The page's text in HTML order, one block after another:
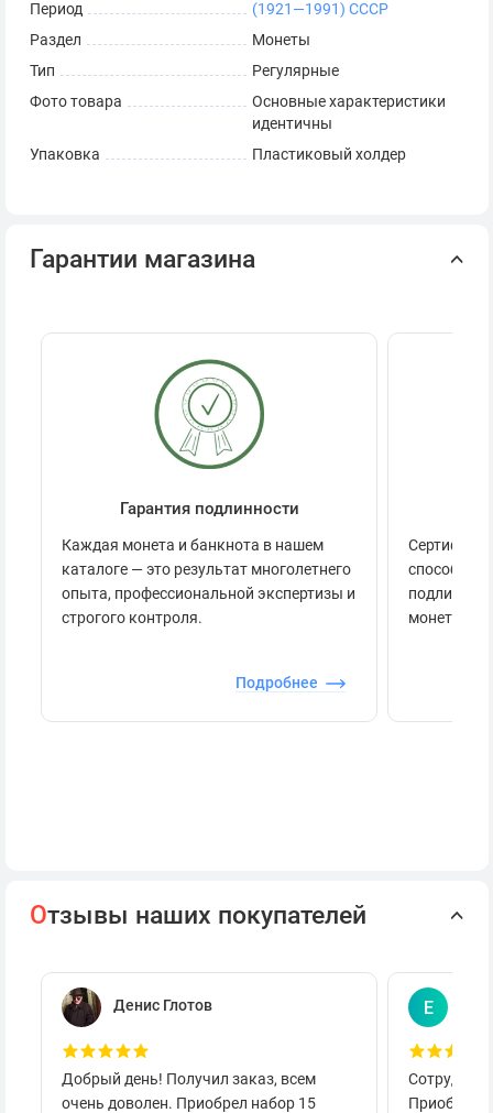
Период
(1921—1991) СССР
Раздел
Монеты
Тип
Регулярные
Фото товара
Основные характеристики
идентичны
Упаковка
Пластиковый холдер
Гарантии магазина
Гарантия подлинности
Каждая монета и банкнота в нашем
каталоге — это результат многолетнего
опыта, профессиональной экспертизы и
строгого контроля.
Подробнее
способов
монеты.
Отзывы наших покупателей
Денис Глотов
Добрый день! Получил заказ, всем
очень доволен. Приобрел набор 15
Е